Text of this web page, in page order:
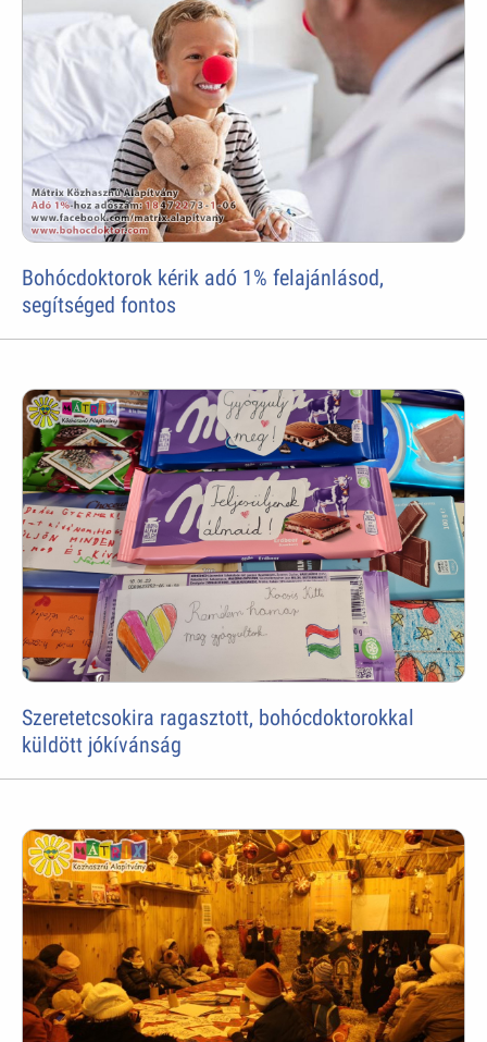
Bohócdoktorok kérik adó 1% felajánlásod,
segítséged fontos
Szeretetcsokira ragasztott, bohócdoktorokkal
küldött jókívánság